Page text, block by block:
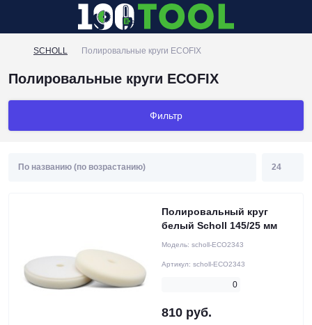
SCHOLL Полировальные круги ECOFIX
Полировальные круги ECOFIX
Фильтр
Полировальный круг
белый Scholl 145/25 мм
Модель: scholl-ECO2343
Артикул: scholl-ECO2343
0
810 руб.